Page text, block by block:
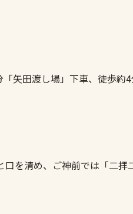
矢田渡し場」下車、徒歩約4
を清め、ご神前では「二